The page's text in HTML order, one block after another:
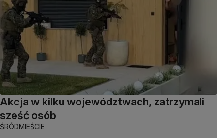
Akcja w kilku województwach, zatrzymali
sześć osób
ŚRÓDMIEŚCIE